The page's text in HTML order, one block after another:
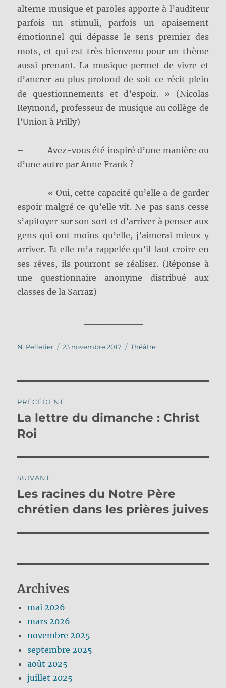
alterne musique et paroles apporte à l’auditeur
parfois un stimuli, parfois un apaisement
émotionnel qui dépasse le sens premier des
mots, et qui est très bienvenu pour un thème
aussi prenant. La musique permet de vivre et
d’ancrer au plus profond de soit ce récit plein
de questionnements et d’espoir. » (Nicolas
Reymond, professeur de musique au collège de
l’Union à Prilly)
– Avez-vous été inspiré d’une manière ou
d’une autre par Anne Frank ?
– « Oui, cette capacité qu’elle a de garder
espoir malgré ce qu’elle vit. Ne pas sans cesse
s’apitoyer sur son sort et d’arriver à penser aux
gens qui ont moins qu’elle, j’aimerai mieux y
arriver. Et elle m’a rappelée qu’il faut croire en
ses rêves, ils pourront se réaliser. (Réponse à
une questionnaire anonyme distribué aux
classes de la Sarraz)
Auteur
N. Pelletier
Publié
23 novembre 2017 Catégories
Théâtre
de
l’article
PRÉCÉDENT
Publication
précédente :
La lettre du dimanche : Christ
Roi
SUIVANT
Publication
suivante :
Les racines du Notre Père
chrétien dans les prières juives
Archives
mai 2026
mars 2026
novembre 2025
septembre 2025
août 2025
juillet 2025